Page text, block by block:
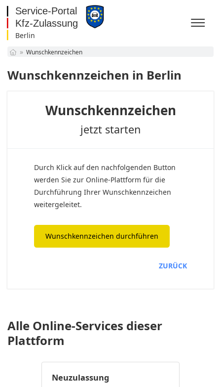
Berlin
Bayern
Brandenburg
Hessen
Niedersachsen
Saarland
Sachsen
Sachsen-Anhalt
Schleswig-Holstein
Thüringen
Wunschkennzeichen
Wunschkennzeichen in Berlin
Wunschkennzeichen
jetzt starten
Durch Klick auf den nachfolgenden Button
werden Sie zur Online-Plattform für die
Durchführung Ihrer Wunschkennzeichen
weitergeleitet.
Wunschkennzeichen durchführen
ZURÜCK
Alle Online-Services dieser
Plattform
Neuzulassung